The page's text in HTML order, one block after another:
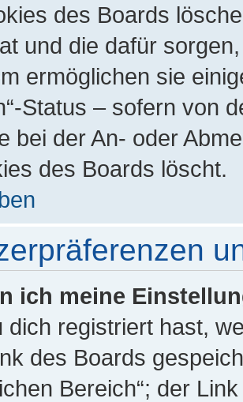
des Boards
und die dafür
ermöglichen sie
Status – sofern von
bei der An- oder
des Boards löscht.
ich meine
dich registriert hast,
des Boards
Bereich“; der